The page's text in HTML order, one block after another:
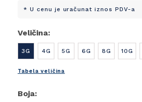
* U cenu je uračunat iznos PDV-a
Veličina:
3G 4G 5G 6G 8G 10G
Tabela veličina
Boja: